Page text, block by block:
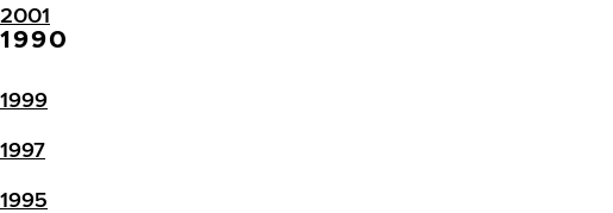
2001
1990
1999
1997
1995